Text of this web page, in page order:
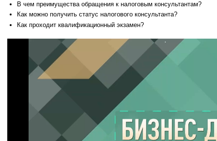
В чем преимущества обращения к налоговым консультантам?
Как можно получить статус налогового консультанта?
Как проходит квалификационный экзамен?